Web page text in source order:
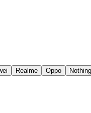
Realme Oppo Nothing